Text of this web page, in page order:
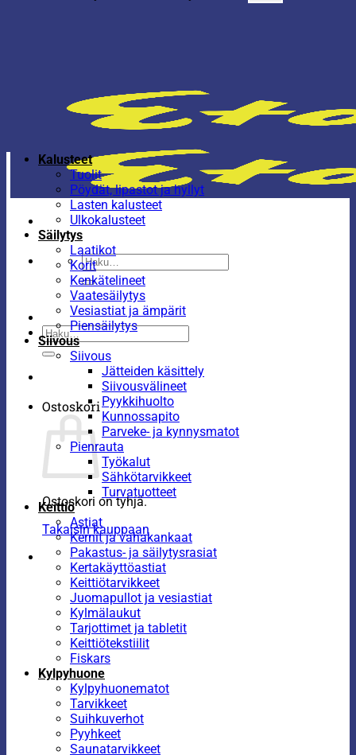
Etsi:
Etsi:
Ostoskori
Ostoskori on tyhjä.
Takaisin kauppaan
Kalusteet
Tuolit
Pöydät, lipastot ja hyllyt
Lasten kalusteet
Ulkokalusteet
Säilytys
Laatikot
Korit
Kenkätelineet
Vaatesäilytys
Vesiastiat ja ämpärit
Piensäilytys
Siivous
Siivous
Jätteiden käsittely
Siivousvälineet
Pyykkihuolto
Kunnossapito
Parveke- ja kynnysmatot
Pienrauta
Työkalut
Sähkötarvikkeet
Turvatuotteet
Keittiö
Astiat
Kernit ja vahakankaat
Pakastus- ja säilytysrasiat
Kertakäyttöastiat
Keittiötarvikkeet
Juomapullot ja vesiastiat
Kylmälaukut
Tarjottimet ja tabletit
Keittiötekstiilit
Fiskars
Kylpyhuone
Kylpyhuonematot
Tarvikkeet
Suihkuverhot
Pyyhkeet
Saunatarvikkeet